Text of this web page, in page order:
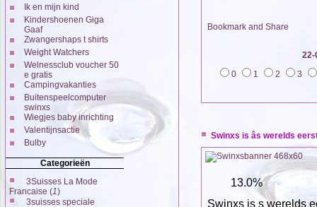
Ik en mijn kind
Kindershoenen Giga
Gaaf
Zwangershaps t shirts
Weight Watchers
Welnessclub voucher 50
e gratis
Campingvakanties
Buitenspeelcomputer
swinxs
Wiegjes baby inrichting
Valentijnsactie
Bulby
Categorieën
3Suisses La Mode
Francaise (1)
3suisses speciale
22-
0
1 2 3
Swinxs is âs werelds
13.0%
Swinxs is s werelds